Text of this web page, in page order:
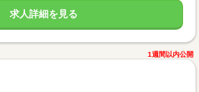
求人詳細を見る
1週間以内公開